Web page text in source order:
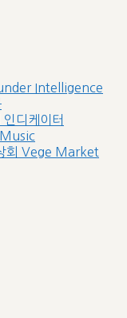
Intelligence
디케이터
회 Vege Market